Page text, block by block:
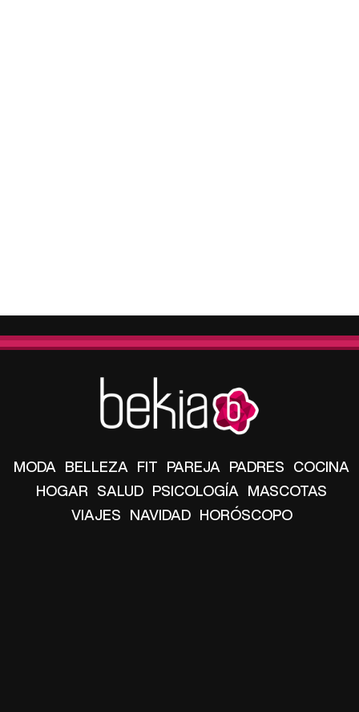
MODA BELLEZA FIT PAREJA PADRES COCINA
HOGAR SALUD PSICOLOGÍA MASCOTAS
VIAJES NAVIDAD HORÓSCOPO